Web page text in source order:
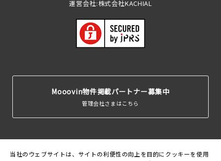
当社のウェブサイトは、サイトの利便性の向上を目的にクッキーを使用
運営会社:株式会社KACHIAL
Mooovin物件掲載パートナー募集中
管理会社さまはこちら